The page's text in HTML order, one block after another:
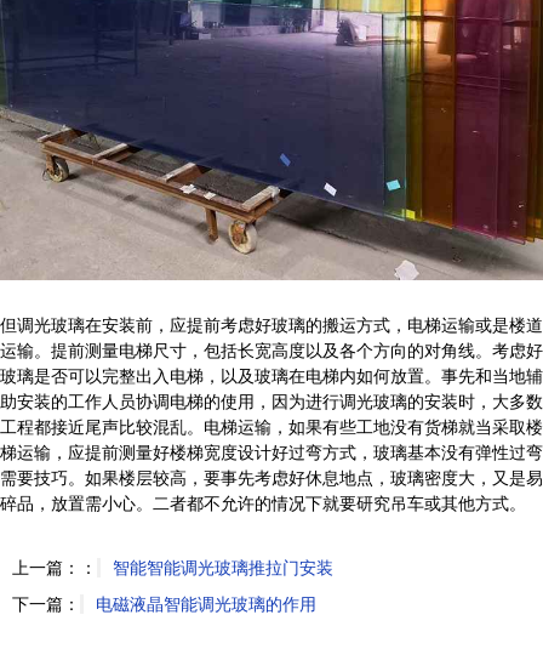
但调光玻璃在安装前，应提前考虑好玻璃的搬运方式，电梯运输或是楼道
运输。提前测量电梯尺寸，包括长宽高度以及各个方向的对角线。考虑好
玻璃是否可以完整出入电梯，以及玻璃在电梯内如何放置。事先和当地辅
助安装的工作人员协调电梯的使用，因为进行调光玻璃的安装时，大多数
工程都接近尾声比较混乱。电梯运输，如果有些工地没有货梯就当采取楼
梯运输，应提前测量好楼梯宽度设计好过弯方式，玻璃基本没有弹性过弯
需要技巧。如果楼层较高，要事先考虑好休息地点，玻璃密度大，又是易
碎品，放置需小心。二者都不允许的情况下就要研究吊车或其他方式。
上一篇：：
智能智能调光玻璃推拉门安装
下一篇：
电磁液晶智能调光玻璃的作用